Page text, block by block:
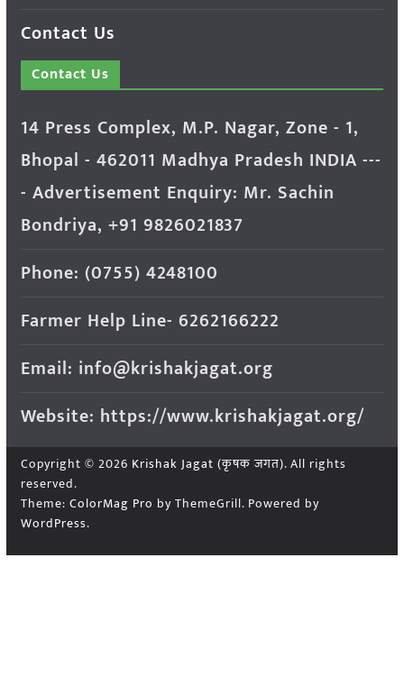
Contact Us
Contact Us
14 Press Complex, M.P. Nagar, Zone - 1,
Bhopal - 462011 Madhya Pradesh INDIA ---
- Advertisement Enquiry: Mr. Sachin
Bondriya, +91 9826021837
Phone: (0755) 4248100
Farmer Help Line- 6262166222
Email: info@krishakjagat.org
Website: https://www.krishakjagat.org/
Copyright © 2026 Krishak Jagat (कृषक जगत). All rights
reserved.
Theme: ColorMag Pro by ThemeGrill. Powered by
WordPress.